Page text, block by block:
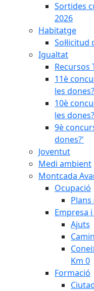
Sortides
2026
Habitatge
Igualtat
Recursos
11è
les
10è
les
9è
dones?'
Joventut
Medi ambient
Montcada
Ocupació
Empresa
Ajuts
Km 0
Formació